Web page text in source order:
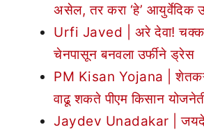
असेल, तर करा ‘हे’ आयुर्वेदिक
Urfi Javed | अरे देवा! चक्क
चेनपासून बनवला उर्फीने ड्रेस
PM Kisan Yojana |
वाढू शकते पीएम किसान
Jaydev Unadakar |